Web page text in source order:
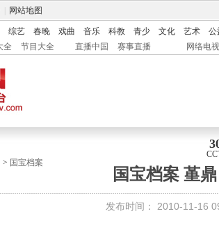
网站地图
综艺 春晚 戏曲 音乐 科教 青少 文化 艺术 公
全 节目大全 直播中国 赛事直播 网络电
> 国宝档案
国宝档案 堇鼎
发布时间： 2010-11-16